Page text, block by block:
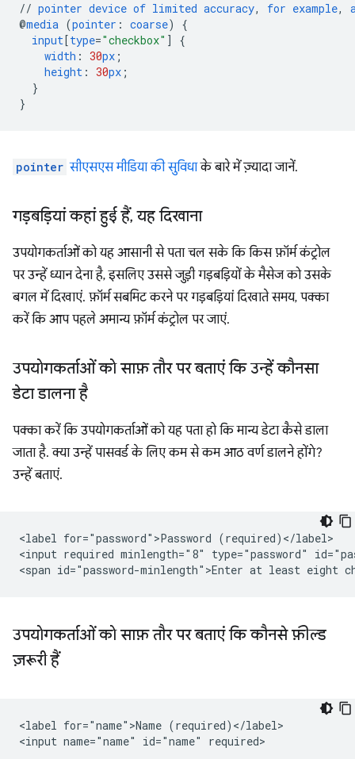
// pointer device of limited accuracy, for example,
@media (pointer : coarse)
{
input[type="checkbox" ]
{
width : 30px ;
height : 30px ;
}
}
pointer सीएसएस मीडिया की सुविधाके बारे में ज़्यादा जानें.
गड़बड़ियां कहां हुई हैं, यह दिखाना
उपयोगकर्ताओं को यह आसानी से पता चल सके कि किस फ़ॉर्म कंट्रोल
पर उन्हें ध्यान देना है, इसलिए उससे जुड़ी गड़बड़ियों के मैसेज को उसके
बगल में दिखाएं. फ़ॉर्म सबमिट करने पर गड़बड़ियां दिखाते समय, पक्का
करें कि आप पहले अमान्य फ़ॉर्म कंट्रोल पर जाएं.
उपयोगकर्ताओं को साफ़ तौर पर बताएं कि उन्हें कौनसा
डेटा डालना है
पक्का करें कि उपयोगकर्ताओं को यह पता हो कि मान्य डेटा कैसे डाला
जाता है. क्या उन्हें पासवर्ड के लिए कम से कम आठ वर्ण डालने होंगे?
उन्हें बताएं.
<label for="password">Password (required)</label>
<input required minlength="8" type="password"
उपयोगकर्ताओं को साफ़ तौर पर बताएं कि कौनसे फ़ील्ड
ज़रूरी हैं
<label for="name">Name (required)</label>